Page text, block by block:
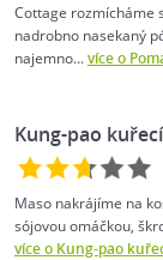
Cottage rozmícháme
nadrobno nasekaný
najemno...více o
Kung-pao
Maso nakrájíme na
sójovou omáčkou,
více o Kung-pao